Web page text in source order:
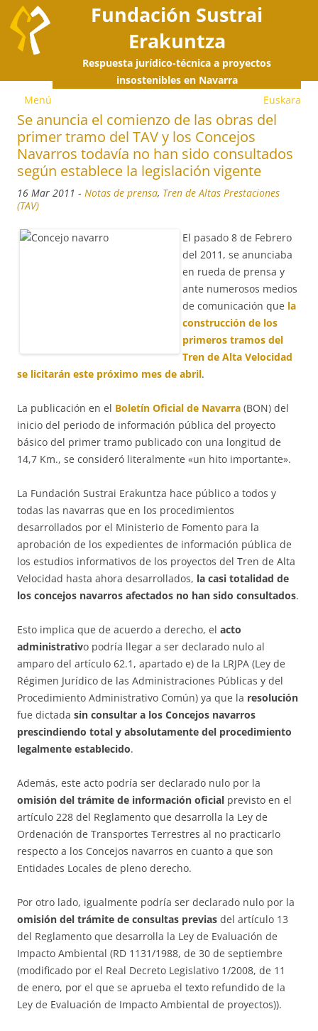
Fundación Sustrai
Erakuntza
Respuesta jurídico-técnica a proyectos
insostenibles en Navarra
Euskara
Menú
Se anuncia el comienzo de las obras del
primer tramo del TAV y los Concejos
Navarros todavía no han sido consultados
según establece la legislación vigente
16 Mar 2011 - Notas de prensa, Tren de Altas Prestaciones
(TAV)
El pasado 8 de Febrero
del 2011, se anunciaba
en rueda de prensa y
ante numerosos medios
de comunicación que la
construcción de los
primeros tramos del
Tren de Alta Velocidad
se licitarán este próximo mes de abril.
La publicación en el Boletín Oficial de Navarra (BON) del
inicio del periodo de información pública del proyecto
básico del primer tramo publicado con una longitud de
14,7 Km., se consideró literalmente «un hito importante».
La Fundación Sustrai Erakuntza hace público a todos y
todas las navarras que en los procedimientos
desarrollados por el Ministerio de Fomento para la
aprobación de los expedientes de información pública de
los estudios informativos de los proyectos del Tren de Alta
Velocidad hasta ahora desarrollados, la casi totalidad de
los concejos navarros afectados no han sido consultados.
Esto implica que de acuerdo a derecho, el acto
administrativo podría llegar a ser declarado nulo al
amparo del artículo 62.1, apartado e) de la LRJPA (Ley de
Régimen Jurídico de las Administraciones Públicas y del
Procedimiento Administrativo Común) ya que la resolución
fue dictada sin consultar a los Concejos navarros
prescindiendo total y absolutamente del procedimiento
legalmente establecido.
Además, este acto podría ser declarado nulo por la
omisión del trámite de información oficial previsto en el
artículo 228 del Reglamento que desarrolla la Ley de
Ordenación de Transportes Terrestres al no practicarlo
respecto a los Concejos navarros en cuanto a que son
Entidades Locales de pleno derecho.
Por otro lado, igualmente podría ser declarado nulo por la
omisión del trámite de consultas previas del artículo 13
del Reglamento que desarrolla la Ley de Evaluación de
Impacto Ambiental (RD 1131/1988, de 30 de septiembre
(modificado por el Real Decreto Legislativo 1/2008, de 11
de enero, por el que se aprueba el texto refundido de la
Ley de Evaluación de Impacto Ambiental de proyectos)).